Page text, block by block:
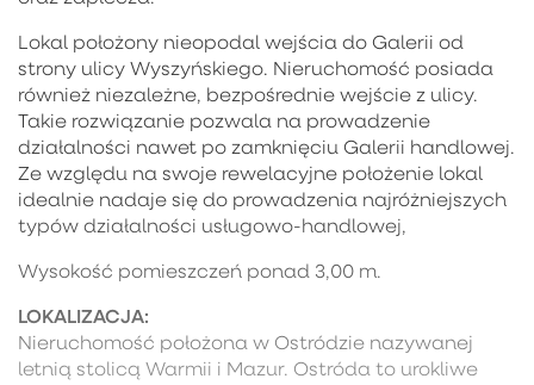
Lokal położony nieopodal wejścia do Galerii od
strony ulicy Wyszyńskiego. Nieruchomość posiada
również niezależne, bezpośrednie wejście z ulicy.
Takie rozwiązanie pozwala na prowadzenie
działalności nawet po zamknięciu Galerii handlowej.
Ze względu na swoje rewelacyjne położenie lokal
idealnie nadaje się do prowadzenia najróżniejszych
typów działalności usługowo-handlowej,
Wysokość pomieszczeń ponad 3,00 m.
LOKALIZACJA:
Nieruchomość położona w Ostródzie nazywanej
letnią stolicą Warmii i Mazur. Ostróda to urokliwe